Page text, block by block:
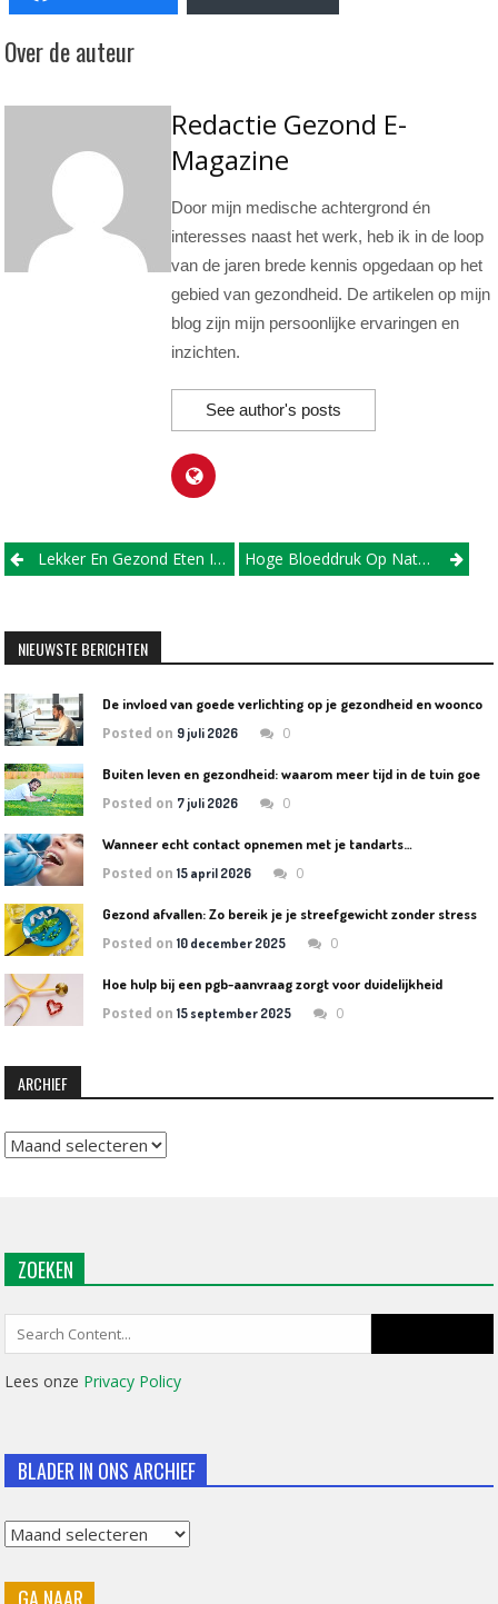
Over de auteur
Redactie Gezond E-
Magazine
Door mijn medische achtergrond én
interesses naast het werk, heb ik in de loop
van de jaren brede kennis opgedaan op het
gebied van gezondheid. De artikelen op mijn
blog zijn mijn persoonlijke ervaringen en
inzichten.
See author's posts
PostLekker En Gezond Eten In Utrecht? Hoge Bloeddruk Op Natuurlijke Wijze Verlagen
NIEUWSTE BERICHTEN
Posted on 9 juli 2026 0
Posted on 7 juli 2026 0
Wanneer echt contact opnemen met je tandarts…
Posted on15 april 2026 0
Gezond afvallen: Zo bereik je je streefgewicht zonder stress
Posted on10 december 2025 0
Hoe hulp bij een pgb-aanvraag zorgt voor duidelijkheid
Posted on15 september 2025 0
ARCHIEF
Archief
ZOEKEN
Lees onze Privacy Policy
BLADER IN ONS ARCHIEF
Blader
ons